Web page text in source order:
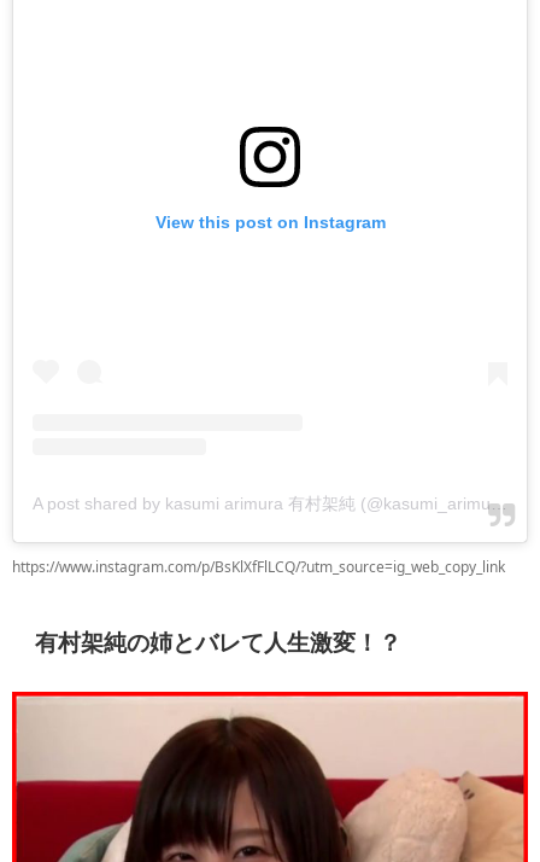
View this post on Instagram
A post shared by kasumi arimura 有村架純 (@kasumi_arimura.official)
https://www.instagram.com/p/BsKlXfFlLCQ/?utm_source=ig_web_copy_link
有村架純の姉とバレて人生激変！？